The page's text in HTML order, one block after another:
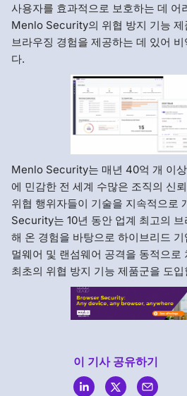
사용자를 효과적으로 보호하는 데 어
Menlo Security의 위협 방지 기능 제
브라우징 경험을 제공하는 데 있어
다.
Menlo Security는 매년 40억 개 이
에 민감한 전 세계 수많은 조직의 신
위협 행위자들이 기술을 지속적으로
Security는 10년 동안 업계 최고의
해 온 경험을 바탕으로 하이브리드
멀웨어 및 랜섬웨어 공격을 동적으로
최초의 위협 방지 기능 제품군을 도
이 기사 공유하기